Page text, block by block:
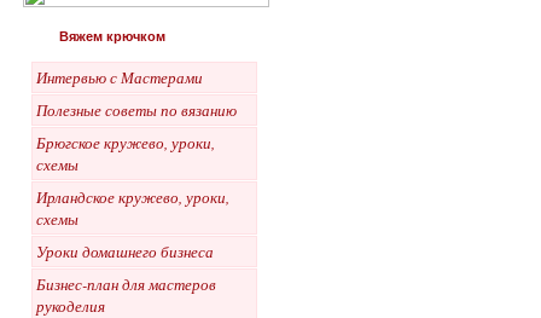
Вяжем крючком
Интервью с Мастерами
Полезные советы по вязанию
Брюгское кружево, уроки,
схемы
Ирландское кружево, уроки,
схемы
Уроки домашнего бизнеса
Бизнес-план для мастеров
рукоделия